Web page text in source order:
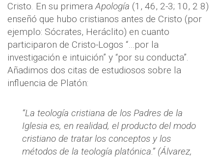
Cristo. En su primeraApología (1, 46, 2-3; 10, 2 8)
enseñó que hubo cristianos antes de Cristo (por
ejemplo: Sócrates, Heráclito) en cuanto
participaron de Cristo-Logos “…por la
investigación e intuición” y “por su conducta”.
Añadimos dos citas de estudiosos sobre la
influencia de Platón:
“La teología cristiana de los Padres de la
Iglesia es, en realidad, el producto del modo
cristiano de tratar los conceptos y los
métodos de la teología platónica.” (Álvarez,